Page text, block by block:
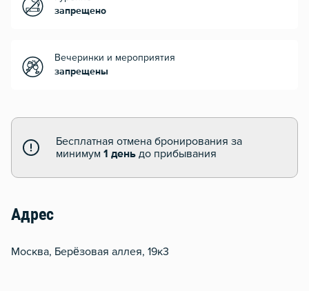
запрещено
Вечеринки и мероприятия
запрещены
Бесплатная отмена бронирования за
минимум 1 день до прибывания
Адрес
Москва, Берёзовая аллея, 19к3